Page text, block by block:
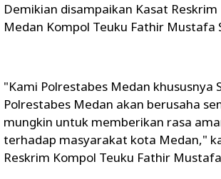
Demikian disampaikan Kasat
Medan Kompol Teuku Fathir Mustafa
"Kami Polrestabes Medan khususnya
Polrestabes Medan akan berusaha
mungkin untuk memberikan rasa
terhadap masyarakat kota Medan,"
Reskrim Kompol Teuku Fathir